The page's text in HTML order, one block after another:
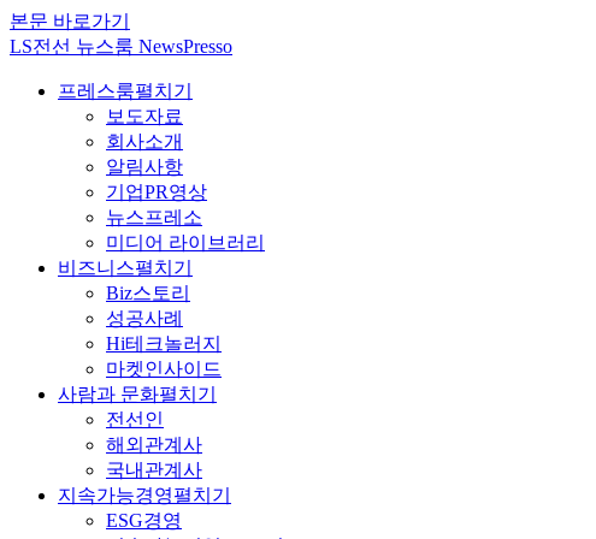
본문 바로가기
LS전선 뉴스룸 NewsPresso
프레스룸펼치기
보도자료
회사소개
알림사항
기업PR영상
뉴스프레소
미디어 라이브러리
비즈니스펼치기
Biz스토리
성공사례
Hi테크놀러지
마켓인사이드
사람과 문화펼치기
전선인
해외관계사
국내관계사
지속가능경영펼치기
ESG경영